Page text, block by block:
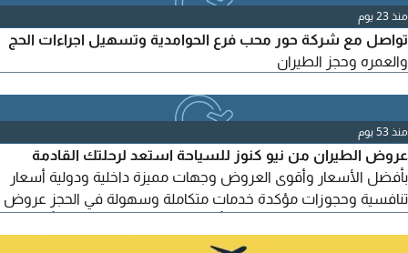
منذ 23 يوم
تواصل مع شركة حور محب فرع الحوامدية وتسهيل اجراءات الحج
والعمره وحجز الطيران
منذ 53 يوم
عروض الطيران من نيو كنوز للسياحة استعد لرحلتك القادمة
بأفضل الأسعار وأقوى العروض وجهات مميزة داخلية ودولية أسعار
تنافسية وحجوزات مؤكدة خدمات متكاملة وسهولة في الحجز عروض
سعر. للتواصل والحجز رقم الهاتف نيو كنوز للسياحة نيو كنوز رحلتك